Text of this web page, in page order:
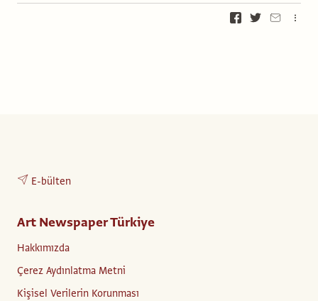
E-bülten
Art Newspaper Türkiye
Hakkımızda
Çerez Aydınlatma Metni
Kişisel Verilerin Korunması